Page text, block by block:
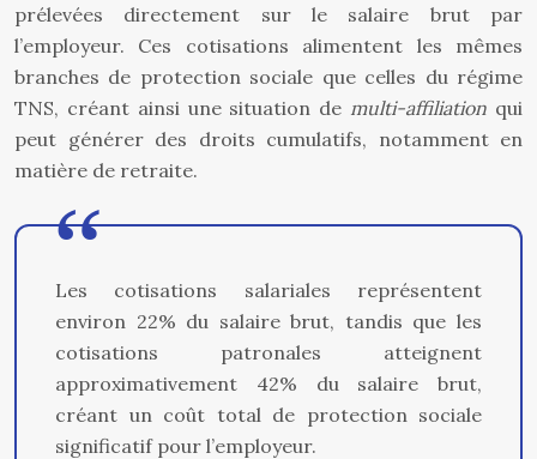
prélevées directement sur le salaire brut par
l’employeur. Ces cotisations alimentent les mêmes
branches de protection sociale que celles du régime
TNS, créant ainsi une situation de multi-affiliation qui
peut générer des droits cumulatifs, notamment en
matière de retraite.
Les cotisations salariales représentent
environ 22% du salaire brut, tandis que les
cotisations patronales atteignent
approximativement 42% du salaire brut,
créant un coût total de protection sociale
significatif pour l’employeur.